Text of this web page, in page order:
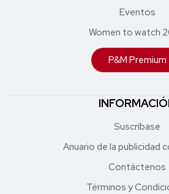
Eventos
Women to watch
P&M Premium
Suscríbase
Anuario de la publicidad
Contáctenos
Términos y